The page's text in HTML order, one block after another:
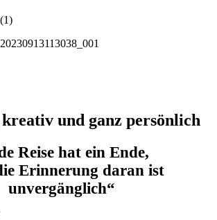
und ganz persönlich
Reise hat ein Ende,
Erinnerung daran ist
unvergänglich“